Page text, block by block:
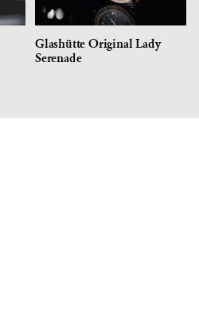
Glashütte Original Lady
Serenade